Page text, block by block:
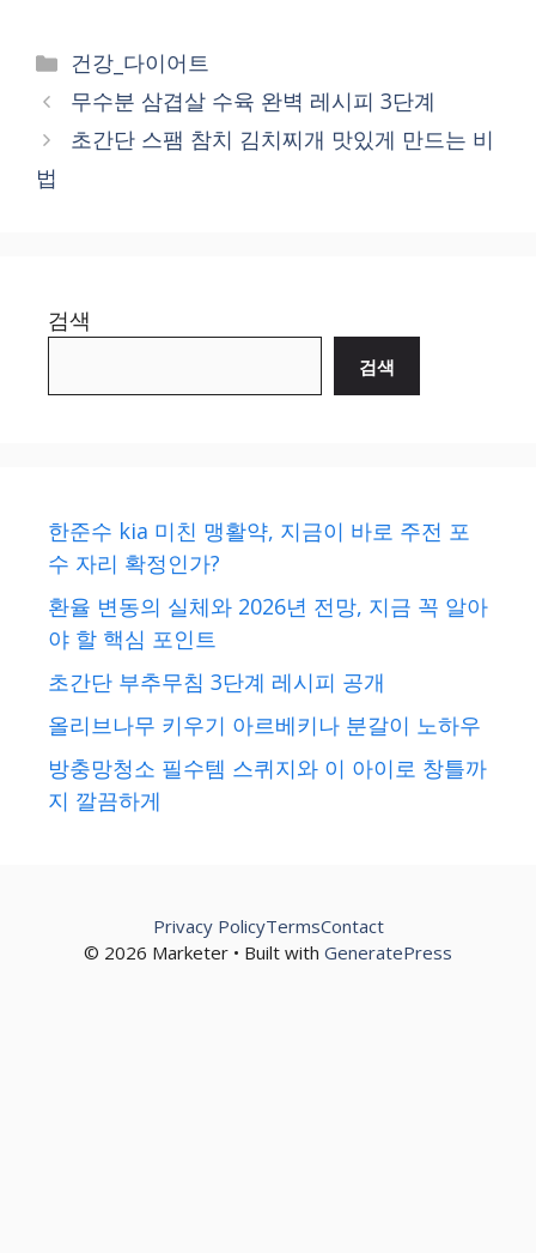
Categories
건강_다이어트
무수분 삼겹살 수육 완벽 레시피 3단계
초간단 스팸 참치 김치찌개 맛있게 만드는 비
법
검색
검색
한준수 kia 미친 맹활약, 지금이 바로 주전 포
수 자리 확정인가?
환율 변동의 실체와 2026년 전망, 지금 꼭 알아
야 할 핵심 포인트
초간단 부추무침 3단계 레시피 공개
올리브나무 키우기 아르베키나 분갈이 노하우
방충망청소 필수템 스퀴지와 이 아이로 창틀까
지 깔끔하게
© 2026 Marketer • Built with GeneratePress
Privacy PolicyTermsContact